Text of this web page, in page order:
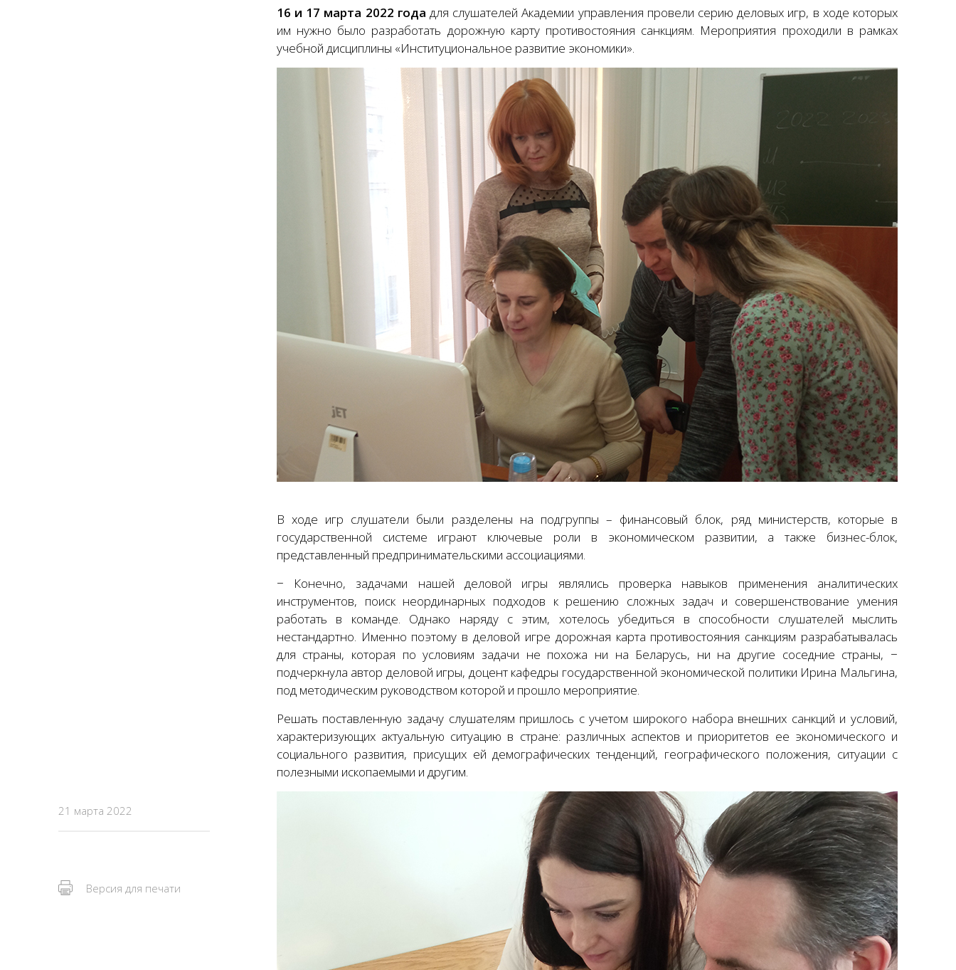
21 марта 2022
Версия для печати
16 и 17 марта 2022 года для слушателей Академии управления провели серию деловых игр, в ходе которых
им нужно было разработать дорожную карту противостояния санкциям. Мероприятия проходили в рамках
учебной дисциплины «Институциональное развитие экономики».
В ходе игр слушатели были разделены на подгруппы – финансовый блок, ряд министерств, которые в
государственной системе играют ключевые роли в экономическом развитии, а также бизнес-блок,
представленный предпринимательскими ассоциациями.
− Конечно, задачами нашей деловой игры являлись проверка навыков применения аналитических
инструментов, поиск неординарных подходов к решению сложных задач и совершенствование умения
работать в команде. Однако наряду с этим, хотелось убедиться в способности слушателей мыслить
нестандартно. Именно поэтому в деловой игре дорожная карта противостояния санкциям разрабатывалась
для страны, которая по условиям задачи не похожа ни на Беларусь, ни на другие соседние страны, −
подчеркнула автор деловой игры, доцент кафедры государственной экономической политики Ирина Мальгина,
под методическим руководством которой и прошло мероприятие.
Решать поставленную задачу слушателям пришлось с учетом широкого набора внешних санкций и условий,
характеризующих актуальную ситуацию в стране: различных аспектов и приоритетов ее экономического и
социального развития, присущих ей демографических тенденций, географического положения, ситуации с
полезными ископаемыми и другим.